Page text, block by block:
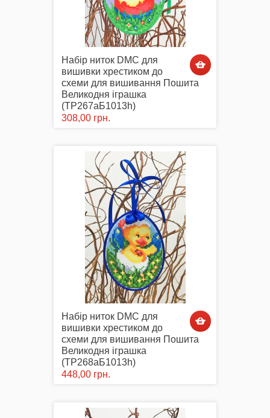
Набір ниток DMC для
вишивки хрестиком до
схеми для вишивання Пошита
Великодня іграшка
(ТР267аБ1013h)
308,00 грн.
Набір ниток DMC для
вишивки хрестиком до
схеми для вишивання Пошита
Великодня іграшка
(ТР268аБ1013h)
448,00 грн.